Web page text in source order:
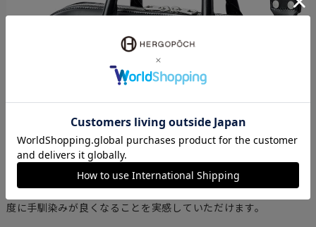
手縫いハンドル
No.06のブリーフケースのハンドルは手縫いハンドル専門の職人
に特注した特別なもの。1つ1つ丁寧に作られるハンドルは、使う
度に手馴染みが良くなることを実感していただけます。